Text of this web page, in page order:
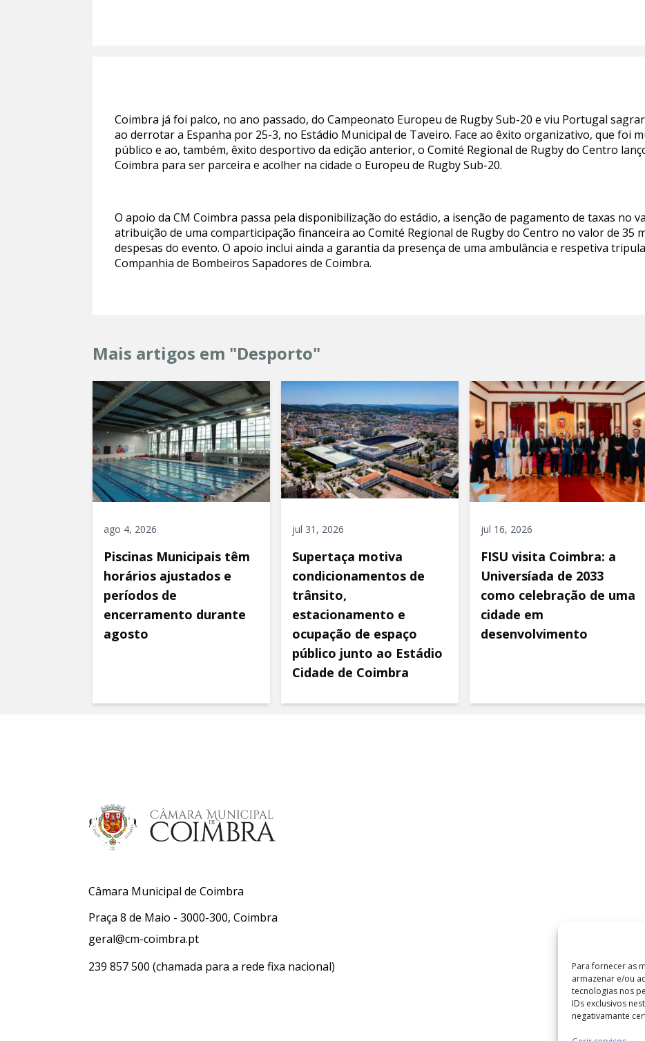
Para fornecer as
armazenar e/ou
tecnologias nos
IDs exclusivos
negativamante
Coimbra já foi palco, no ano passado, do Campeonato Europeu de Rugby Sub-20 e viu Portugal
ao derrotar a Espanha por 25-3, no Estádio Municipal de Taveiro. Face ao êxito organizativo, que foi
público e ao, também, êxito desportivo da edição anterior, o Comité Regional de Rugby do Centro
Coimbra para ser parceira e acolher na cidade o Europeu de Rugby Sub-20.
O apoio da CM Coimbra passa pela disponibilização do estádio, a isenção de pagamento de taxas no
atribuição de uma comparticipação financeira ao Comité Regional de Rugby do Centro no valor de 35
despesas do evento. O apoio inclui ainda a garantia da presença de uma ambulância e respetiva
Companhia de Bombeiros Sapadores de Coimbra.
Mais artigos em "Desporto"
ago 4, 2026
Piscinas Municipais têm
horários ajustados e
períodos de
encerramento durante
agosto
jul 31, 2026
Supertaça motiva
condicionamentos de
trânsito,
estacionamento e
ocupação de espaço
público junto ao Estádio
Cidade de Coimbra
jul 16, 2026
FISU visita Coimbra: a
Universíada de 2033
como celebração de uma
cidade em
desenvolvimento
Câmara Municipal de Coimbra
Praça 8 de Maio - 3000-300, Coimbra
geral@cm-coimbra.pt
239 857 500 (chamada para a rede fixa nacional)